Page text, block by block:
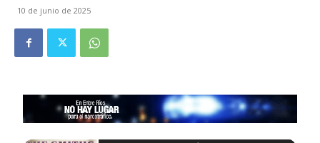
10 de junio de 2025